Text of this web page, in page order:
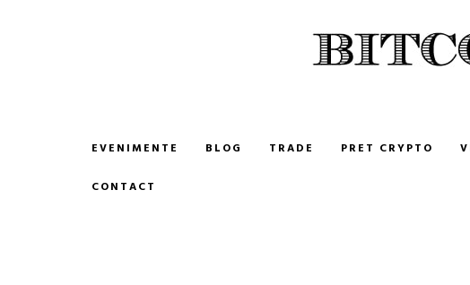
CUMPARA SI VINDE BITCOIN IN
EVENIMENTE BLOG TRADE PRET CRYPTO
CONTACT